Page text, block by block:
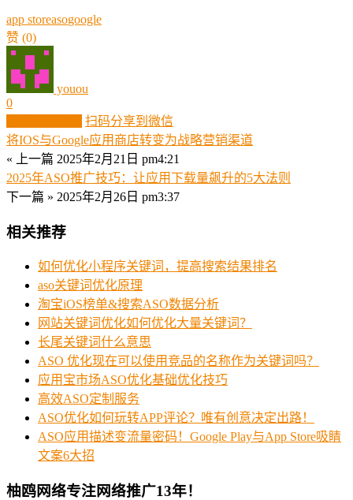
app storeasogoogle
赞 (0)
youou
0
扫码分享到微信
将IOS与Google应用商店转变为战略营销渠道
« 上一篇 2025年2月21日 pm4:21
2025年ASO推广技巧：让应用下载量飙升的5大法则
下一篇 » 2025年2月26日 pm3:37
相关推荐
如何优化小程序关键词，提高搜索结果排名
aso关键词优化原理
淘宝iOS榜单&搜索ASO数据分析
网站关键词优化如何优化大量关键词？
长尾关键词什么意思
ASO 优化现在可以使用竞品的名称作为关键词吗？
应用宝市场ASO优化基础优化技巧
高效ASO定制服务
ASO优化如何玩转APP评论？唯有创意决定出路！
ASO应用描述变流量密码！Google Play与App Store吸睛
文案6大招
柚鸥网络专注网络推广13年！